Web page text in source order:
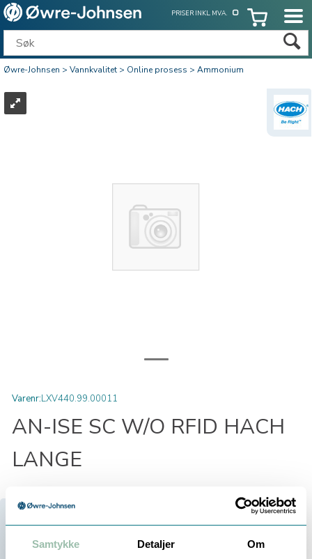
Samtykke Detaljer Om
PRISER INKL. MVA.
Øwre-Johnsen>Vannkvalitet>Online prosess>Ammonium
Varenr:LXV440.99.00011
AN-ISE SC W/O RFID HACH
LANGE
Velg antall: